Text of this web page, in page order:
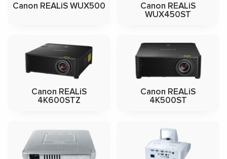
Canon REALiS WUX500
Canon REALiS
WUX450ST
Canon REALiS
4K600STZ
Canon REALiS
4K500ST